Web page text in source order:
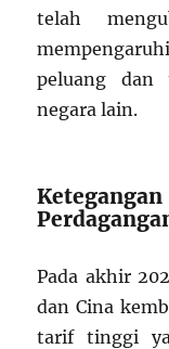
telah
peluang dan
negara lain.
Pada akhir
dan Cina
tarif tinggi